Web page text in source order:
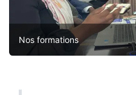
Nos formations